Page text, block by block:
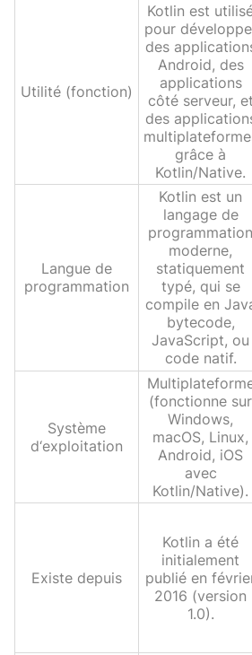
Utilité (fonction)
Kotlin est
pour
des
Android, des
applications
côté serveur, et
des
grâce à
Kotlin/Native.
Langue de
programmation
Kotlin est un
langage de
programmation
moderne,
statiquement
typé, qui se
compile en
bytecode,
JavaScript, ou
code natif.
Système
d‘exploitation
(fonctionne sur
Windows,
macOS, Linux,
Android, iOS
avec
Kotlin/Native).
Existe depuis
Kotlin a été
initialement
publié en
2016 (version
1.0).